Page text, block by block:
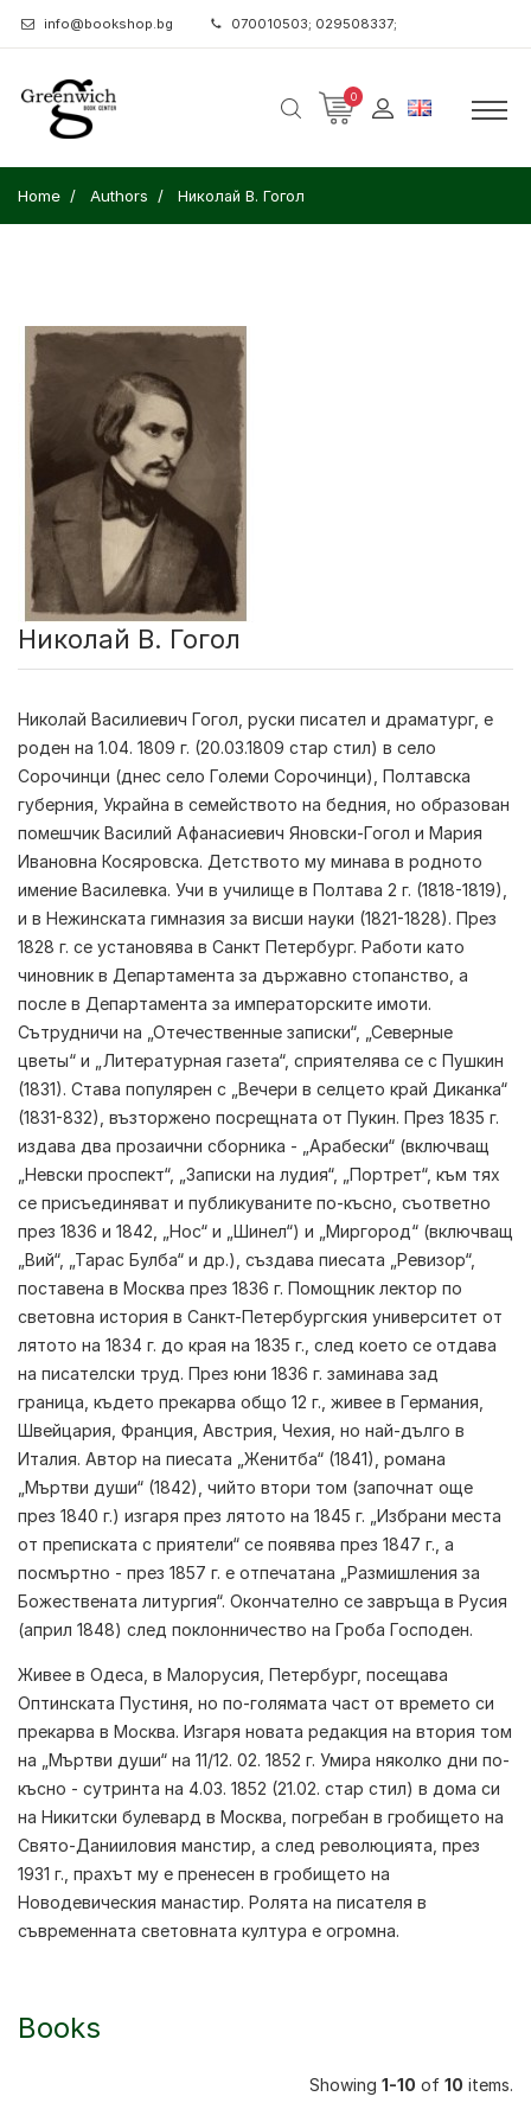
info@bookshop.bg 070010503; 029508337;
0
Home Authors Николай В. Гогол
Николай В. Гогол
Николай Василиевич Гогол , руски писател и драматург, е
роден на 1.04. 1809 г. (20.03.1809 стар стил) в село
Сорочинци (днес село Големи Сорочинци), Полтавска
губерния, Украйна в семейството на бедния, но образован
помешчик Василий Афанасиевич Яновски-Гогол и Мария
Ивановна Косяровска. Детството му минава в родното
имение Василевка. Учи в училище в Полтава 2 г. (1818-1819),
и в Нежинската гимназия за висши науки (1821-1828). През
1828 г. се установява в Санкт Петербург. Работи като
чиновник в Департамента за държавно стопанство, а
после в Департамента за императорските имоти.
Сътрудничи на „Отечественные записки“, „Северные
цветы“ и „Литературная газета“, сприятелява се с Пушкин
(1831). Става популярен с „Вечери в селцето край Диканка“
(1831-832), възторжено посрещната от Пукин. През 1835 г.
издава два прозаични сборника - „Арабески“ (включващ
„Невски проспект“, „Записки на лудия“, „Портрет“, към тях
се присъединяват и публикуваните по-късно, съответно
през 1836 и 1842, „Нос“ и „Шинел“) и „Миргород“ (включващ
„Вий“, „Тарас Булба“ и др.), създава пиесата „Ревизор“,
поставена в Москва през 1836 г. Помощник лектор по
световна история в Санкт-Петербургския университет от
лятото на 1834 г. до края на 1835 г., след което се отдава
на писателски труд. През юни 1836 г. заминава зад
граница, където прекарва общо 12 г., живее в Германия,
Швейцария, Франция, Австрия, Чехия, но най-дълго в
Италия. Автор на пиесата „Женитба“ (1841), романа
„Мъртви души“ (1842), чийто втори том (започнат още
през 1840 г.) изгаря през лятото на 1845 г. „Избрани места
от преписката с приятели“ се появява през 1847 г., а
посмъртно - през 1857 г. е отпечатана „Размишления за
Божествената литургия“. Окончателно се завръща в Русия
(април 1848) след поклонничество на Гроба Господен.
Живее в Одеса, в Малорусия, Петербург, посещава
Оптинската Пустиня, но по-голямата част от времето си
прекарва в Москва. Изгаря новата редакция на втория том
на „Мъртви души“ на 11/12. 02. 1852 г. Умира няколко дни по-
късно - сутринта на 4.03. 1852 (21.02. стар стил) в дома си
на Никитски булевард в Москва, погребан в гробището на
Свято-Данииловия манстир, а след революцията, през
1931 г., прахът му е пренесен в гробището на
Новодевическия манастир. Ролята на писателя в
съвременната световната култура е огромна.
Books
Showing 1-10 of 10 items.